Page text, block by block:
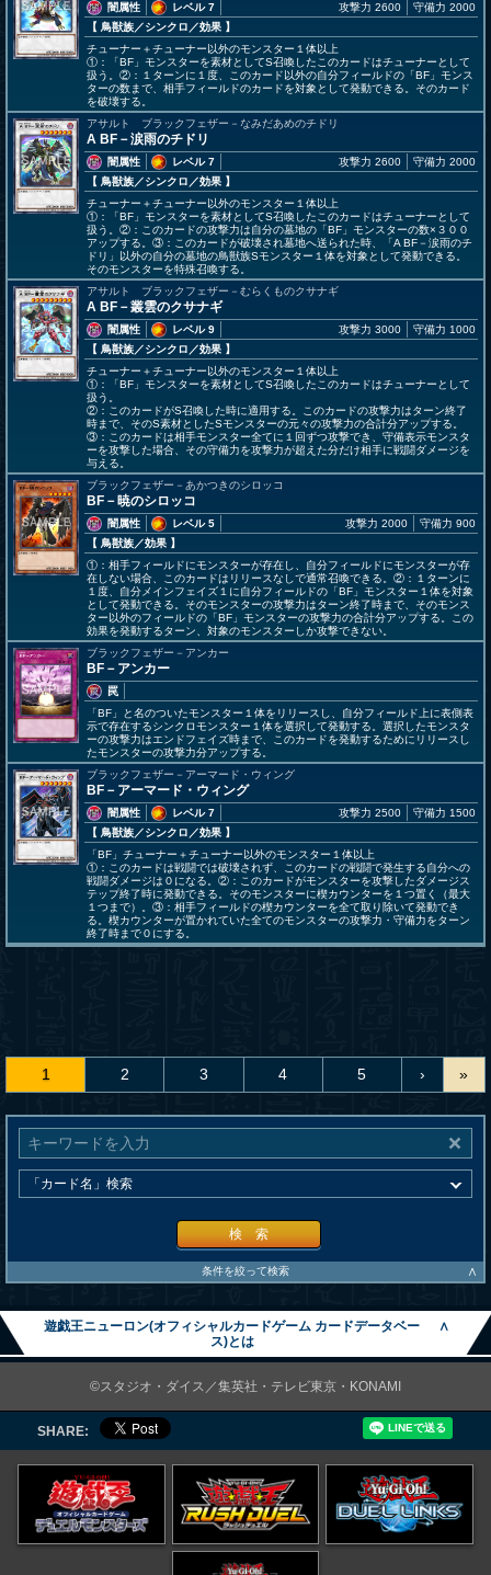
闇属性
レベル 7
【 鳥獣族／シンクロ／効果 】
攻撃力 2600 守備力 2000
チューナー＋チューナー以外のモンスター１体以上
①：「BF」モンスターを素材としてS召喚したこのカードはチューナーとして
扱う。②：１ターンに１度、このカード以外の自分フィールドの「BF」モンス
ターの数まで、相手フィールドのカードを対象として発動できる。そのカード
を破壊する。
アサルト ブラックフェザー－なみだあめのチドリ
A BF－涙雨のチドリ
闇属性
レベル 7
【 鳥獣族／シンクロ／効果 】
攻撃力 2600 守備力 2000
チューナー＋チューナー以外のモンスター１体以上
①：「BF」モンスターを素材としてS召喚したこのカードはチューナーとして
扱う。②：このカードの攻撃力は自分の墓地の「BF」モンスターの数×３００
アップする。③：このカードが破壊され墓地へ送られた時、「A BF－涙雨のチ
ドリ」以外の自分の墓地の鳥獣族Sモンスター１体を対象として発動できる。
そのモンスターを特殊召喚する。
アサルト ブラックフェザー－むらくものクサナギ
A BF－叢雲のクサナギ
闇属性
レベル 9
【 鳥獣族／シンクロ／効果 】
攻撃力 3000 守備力 1000
チューナー＋チューナー以外のモンスター１体以上
①：「BF」モンスターを素材としてS召喚したこのカードはチューナーとして
扱う。
②：このカードがS召喚した時に適用する。このカードの攻撃力はターン終了
時まで、そのS素材としたSモンスターの元々の攻撃力の合計分アップする。
③：このカードは相手モンスター全てに１回ずつ攻撃でき、守備表示モンスタ
ーを攻撃した場合、その守備力を攻撃力が超えた分だけ相手に戦闘ダメージを
与える。
ブラックフェザー－あかつきのシロッコ
BF－暁のシロッコ
闇属性
レベル 5
【 鳥獣族／効果 】
攻撃力 2000 守備力 900
①：相手フィールドにモンスターが存在し、自分フィールドにモンスターが存
在しない場合、このカードはリリースなしで通常召喚できる。②：１ターンに
１度、自分メインフェイズ１に自分フィールドの「BF」モンスター１体を対象
として発動できる。そのモンスターの攻撃力はターン終了時まで、そのモンス
ター以外のフィールドの「BF」モンスターの攻撃力の合計分アップする。この
効果を発動するターン、対象のモンスターしか攻撃できない。
ブラックフェザー－アンカー
BF－アンカー
罠
「BF」と名のついたモンスター１体をリリースし、自分フィールド上に表側表
示で存在するシンクロモンスター１体を選択して発動する。選択したモンスタ
ーの攻撃力はエンドフェイズ時まで、このカードを発動するためにリリースし
たモンスターの攻撃力分アップする。
ブラックフェザー－アーマード・ウィング
BF－アーマード・ウィング
闇属性
レベル 7
【 鳥獣族／シンクロ／効果 】
攻撃力 2500 守備力 1500
「BF」チューナー＋チューナー以外のモンスター１体以上
①：このカードは戦闘では破壊されず、このカードの戦闘で発生する自分への
戦闘ダメージは０になる。②：このカードがモンスターを攻撃したダメージス
テップ終了時に発動できる。そのモンスターに楔カウンターを１つ置く（最大
１つまで）。③：相手フィールドの楔カウンターを全て取り除いて発動でき
る。楔カウンターが置かれていた全てのモンスターの攻撃力・守備力をターン
終了時まで０にする。
1 2 3 4 5 › »
検 索
条件を絞って検索 ∧
遊戯王ニューロン(オフィシャルカードゲーム カードデータベー
ス)とは
∧
©スタジオ・ダイス／集英社・テレビ東京・KONAMI
SHARE: